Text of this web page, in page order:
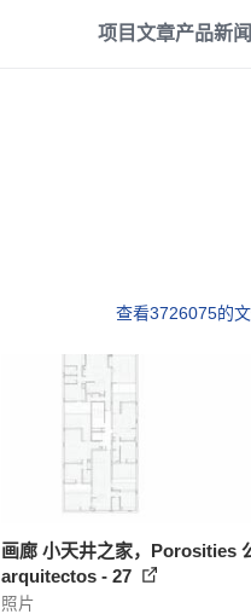
项目文章产品新闻
查看3726075的
画廊 小天井之家，Porosities
arquitectos - 27
照片